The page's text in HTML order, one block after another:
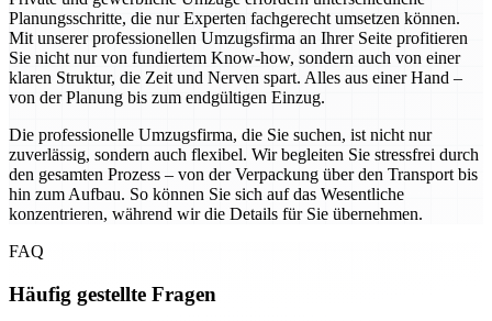
Planungsschritte, die nur Experten fachgerecht umsetzen können.
Mit unserer professionellen Umzugsfirma an Ihrer Seite profitieren
Sie nicht nur von fundiertem Know-how, sondern auch von einer
klaren Struktur, die Zeit und Nerven spart. Alles aus einer Hand –
von der Planung bis zum endgültigen Einzug.
Die professionelle Umzugsfirma, die Sie suchen, ist nicht nur
zuverlässig, sondern auch flexibel. Wir begleiten Sie stressfrei durch
den gesamten Prozess – von der Verpackung über den Transport bis
hin zum Aufbau. So können Sie sich auf das Wesentliche
konzentrieren, während wir die Details für Sie übernehmen.
FAQ
Häufig gestellte Fragen